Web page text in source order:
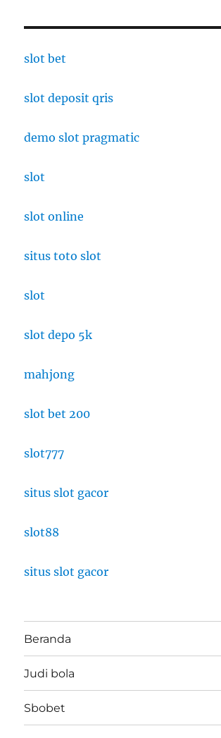
slot bet
slot deposit qris
demo slot pragmatic
slot
slot online
situs toto slot
slot
slot depo 5k
mahjong
slot bet 200
slot777
situs slot gacor
slot88
situs slot gacor
Beranda
Judi bola
Sbobet